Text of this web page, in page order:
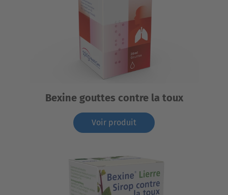
Bexine gouttes contre la toux
Voir produit